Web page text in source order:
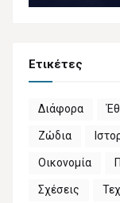
Ετικέτες
Διάφορα
Ζώδια
Οικονομία
Σχέσεις